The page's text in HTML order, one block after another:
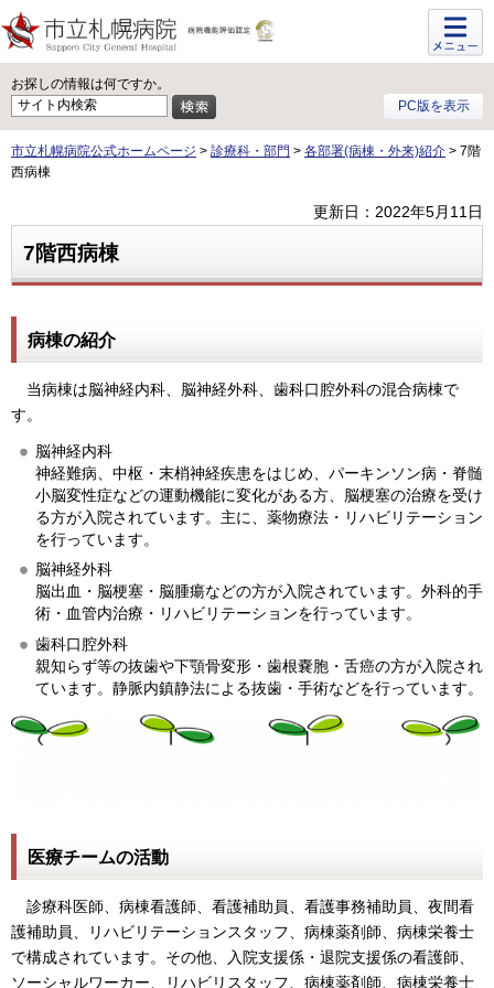
お探しの情報は何ですか。
PC版を表示
メニュ
ー
市立札幌病院公式ホームページ > 診療科・部門 > 各部署(病棟・外来)紹介 > 7階
西病棟
更新日：2022年5月11日
7階西病棟
病棟の紹介
当病棟は脳神経内科、脳神経外科、歯科口腔外科の混合病棟で
す。
脳神経内科
神経難病、中枢・末梢神経疾患をはじめ、パーキンソン病・脊髄
小脳変性症などの運動機能に変化がある方、脳梗塞の治療を受け
る方が入院されています。主に、薬物療法・リハビリテーション
を行っています。
脳神経外科
脳出血・脳梗塞・脳腫瘍などの方が入院されています。外科的手
術・血管内治療・リハビリテーションを行っています。
歯科口腔外科
親知らず等の抜歯や下顎骨変形・歯根嚢胞・舌癌の方が入院され
ています。静脈内鎮静法による抜歯・手術などを行っています。
医療チームの活動
診療科医師、病棟看護師、看護補助員、看護事務補助員、夜間看
護補助員、リハビリテーションスタッフ、病棟薬剤師、病棟栄養士
で構成されています。その他、入院支援係・退院支援係の看護師、
ソーシャルワーカー、リハビリスタッフ、病棟薬剤師、病棟栄養士